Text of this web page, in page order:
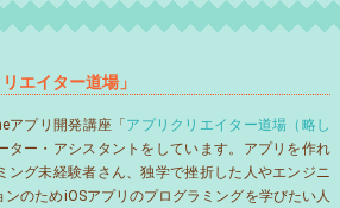
エイター道場」
アプリ開発講座「 アプリクリエイター道場（略し
ター・アシスタントをしています。アプリを作れ
ング未経験者さん、独学で挫折した人やエンジニ
のためiOSアプリのプログラミングを学びたい人